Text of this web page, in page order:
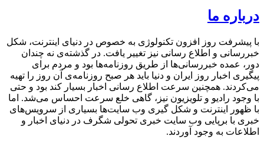
درباره ما
با پیشرفت روز افزون تکنولوژی به خصوص در دنیای اینترنت، شکل
خبررسانی و اطلاع رسانی نیز تغییر یافت. در گذشته‌ی نه چندان
دور، عمده خبررسانی‌ها از طریق روزنامه‌ها بود و مردم برای
پیگیری اخبار روز ایران و دنیا باید هر صبح روزنامه‌ی آن روز را تهیه
می‌کردند. همچنین سرعت اطلاع رسانی اخبار بسیار کند بود و حتی
با وجود رادیو و تلویزیون نیز، گاهی خلع سرعت احساس می‌شد. اما
با ظهور اینترنت و شکل گیری وب سایت‌ها بسیاری از سرویس‌های
خبری با برپایی وب سایت خبری تحولی شگرف در دنیای اخبار و
اطلاعات به وجود آوردند.